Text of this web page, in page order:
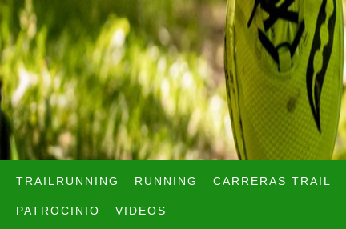
TRAILRUNNING RUNNING CARRERAS TRAIL
PATROCINIO VIDEOS